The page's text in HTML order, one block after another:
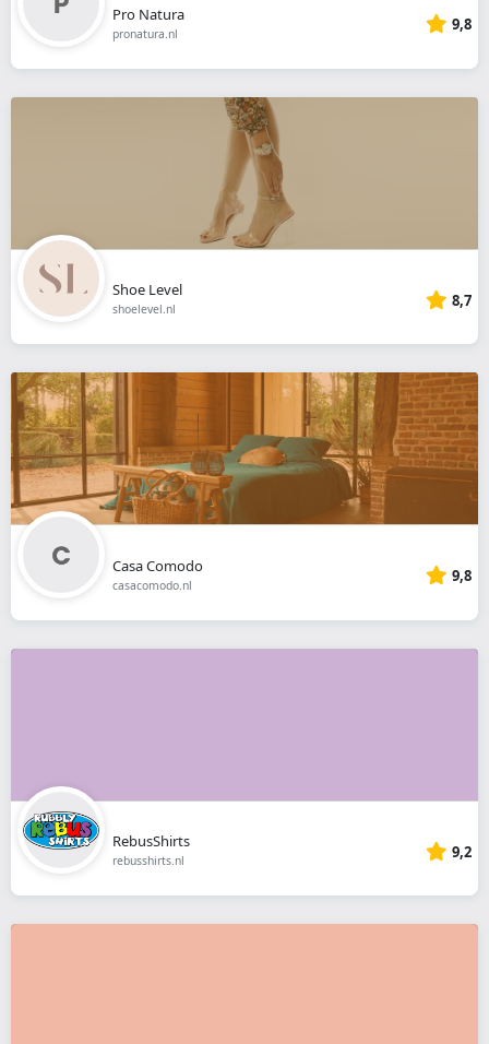
Pro Natura
pronatura.nl 9,8
Shoe Level
shoelevel.nl 8,7
Casa Comodo
casacomodo.nl 9,8
RebusShirts
rebusshirts.nl 9,2